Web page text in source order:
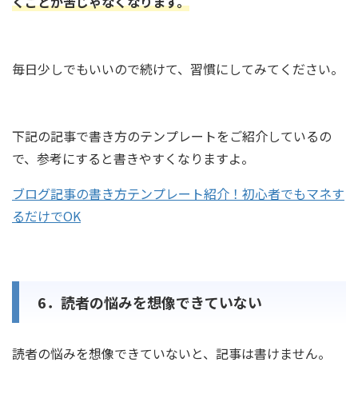
毎日少しでもいいので続けて、習慣にしてみてください。
下記の記事で書き方のテンプレートをご紹介しているの
で、参考にすると書きやすくなりますよ。
ブログ記事の書き方テンプレート紹介！初心者でもマネす
るだけでOK
6．読者の悩みを想像できていない
読者の悩みを想像できていないと、記事は書けません。